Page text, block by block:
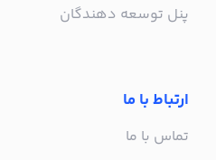
پنل توسعه دهندگان
ارتباط با ما
تماس با ما